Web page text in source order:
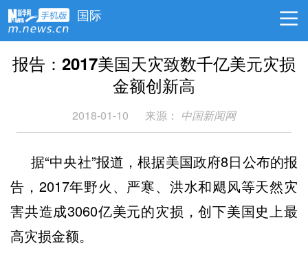
国际
报告：2017美国天灾致数千亿美元灾损
金额创新高
2018-01-10 来源： 中国新闻网
据“中央社”报道，根据美国政府8日公布的报
告，2017年野火、严寒、洪水和飓风等天然灾
害共造成3060亿美元的灾损，创下美国史上最
高灾损金额。